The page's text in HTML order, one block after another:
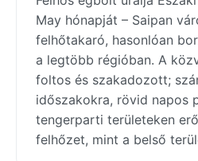
May hónapját – Saipan
felhőtakaró, hasonlóan
a legtöbb régióban. A
foltos és szakadozott;
időszakokra, rövid napos
tengerparti területeken
felhőzet, mint a belső